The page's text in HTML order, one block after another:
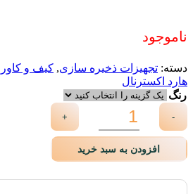
ناموجود
دسته: تجهیزات ذخیره سازی, کیف و کاور
هارد اکسترنال
رنگ
-
+
افزودن به سبد خرید